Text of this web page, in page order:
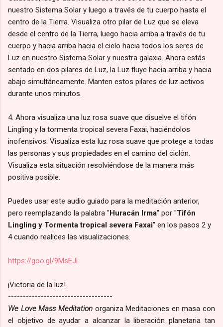
nuestro Sistema Solar y luego a través de tu cuerpo hasta el
centro de la Tierra. Visualiza otro pilar de Luz que se eleva
desde el centro de la Tierra, luego hacia arriba a través de tu
cuerpo y hacia arriba hacia el cielo hacia todos los seres de
Luz en nuestro Sistema Solar y nuestra galaxia. Ahora estás
sentado en dos pilares de Luz, la Luz fluye hacia arriba y hacia
abajo simultáneamente. Manten estos pilares de luz activos
durante unos minutos.
4. Ahora visualiza una luz rosa suave que disuelve el tifón
Lingling y la tormenta tropical severa Faxai, haciéndolos
inofensivos. Visualiza esta luz rosa suave que protege a todas
las personas y sus propiedades en el camino del ciclón.
Visualiza esta situación resolviéndose de la manera más
positiva posible.
Puedes usar este audio guiado para la meditación anterior,
pero reemplazando la palabra "Huracán Irma" por "Tifón
Lingling y Tormenta tropical severa Faxai" en los pasos 2 y
4 cuando realices las visualizaciones.
https://goo.gl/9MsEJi
¡Victoria de la luz!
-----------------------------------
We Love Mass Meditationorganiza Meditaciones en masa con
el objetivo de ayudar a alcanzar la liberación planetaria tan